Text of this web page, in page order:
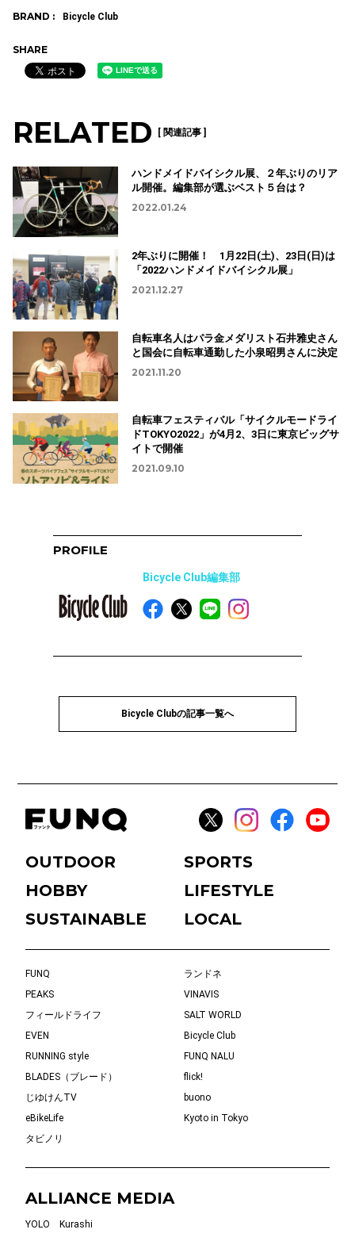
BRAND : Bicycle Club
SHARE
RELATED [ 関連記事 ]
ハンドメイドバイシクル展、２年ぶりのリア
ル開催。編集部が選ぶベスト５台は？
2022.01.24
2年ぶりに開催！ 1月22日(土)、23日(日)は
「2022ハンドメイドバイシクル展」
2021.12.27
自転車名人はパラ金メダリスト石井雅史さん
と国会に自転車通勤した小泉昭男さんに決定
2021.11.20
自転車フェスティバル「サイクルモードライ
ドTOKYO2022」が4月2、3日に東京ビッグサ
イトで開催
2021.09.10
PROFILE
Bicycle Club編集部
Bicycle Clubの記事一覧へ
OUTDOOR
SPORTS
HOBBY
LIFESTYLE
SUSTAINABLE
LOCAL
FUNQ
ランドネ
PEAKS
VINAVIS
フィールドライフ
SALT WORLD
EVEN
Bicycle Club
RUNNING style
FUNQ NALU
BLADES（ブレード）
flick!
じゆけんTV
buono
eBikeLife
Kyoto in Tokyo
タビノリ
ALLIANCE MEDIA
YOLO Kurashi